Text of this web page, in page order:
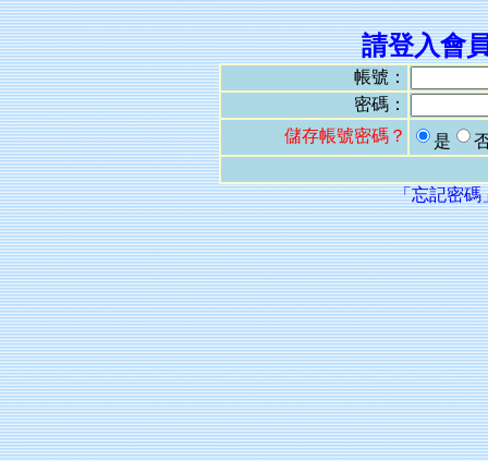
請登入會
帳號：
密碼：
儲存帳號密碼？
是
「忘記密碼